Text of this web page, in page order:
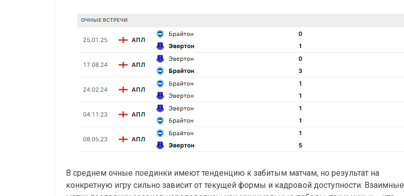
В среднем очные поединки имеют тенденцию к забитым матчам, но результат на
конкретную игру сильно зависит от текущей формы и кадровой доступности. Взаимные